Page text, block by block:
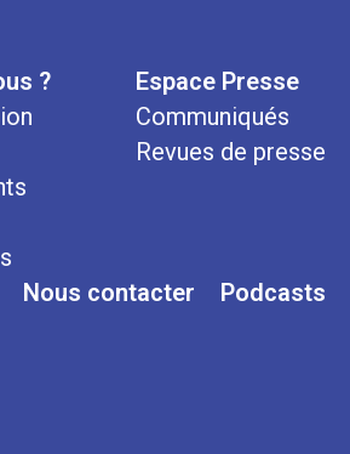
?
Espace Presse
Communiqués
Revues de presse
Nous contacter Podcasts